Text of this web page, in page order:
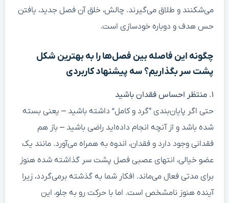
می‌شکنند و طلاق می‌گیرند. چالش، خلق آن فصل جدید، یافتن
حس هدف و دوباره خودسازی است.
چگونه این فاصله بین فصل‌ها را به بهترین شکل
پشت سر بگذاریم؟ سه پیشنهاد کاربردی
۱. منتظر احساس فقدان باشید
حتی اگر پایان‌بندی “گرد و کامل” داشته باشید – یعنی بسته
شده باشد و از آنچه انجام داده‌اید راضی باشید – باز هم
فقدانی وجود دارد و فقدان، اندوه به همراه می‌آورد. مانند یک
عضو خیالی، انتهای عصبی فصل پشت سر گذاشته شده هنوز
برای مدتی فعال می‌ماند. افکار شما به گذشته برمی‌گردد، زیرا
آینده هنوز نامشخص است. اما با حرکت رو به جلو، این